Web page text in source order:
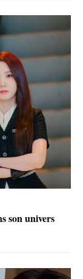
son univers